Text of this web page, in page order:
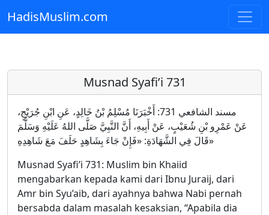
Skip to main content
HadisMuslim.com
Musnad Syafi’i 731
مسند الشافعي 731: أَخْبَرَنَا مُسْلِمُ بْنُ خَالِدٍ، عَنِ ابْنِ جُرَيْجٍ،
عَنْ عَمْرِو بْنِ شُعَيْبٍ، عَنْ أَبِيهِ، أَنَّ النَّبِيَّ صَلَّى اللهُ عَلَيْهِ وَسَلَّمَ
قَالَ فِي الشَّهَادَةِ: «فَإِنْ جَاءَ بِشَاهِدٍ حَلَفَ مَعَ شَاهِدِهِ»
Musnad Syafi’i 731: Muslim bin Khaiid
mengabarkan kepada kami dari Ibnu Juraij, dari
Amr bin Syu’aib, dari ayahnya bahwa Nabi pernah
bersabda dalam masalah kesaksian, “Apabila dia